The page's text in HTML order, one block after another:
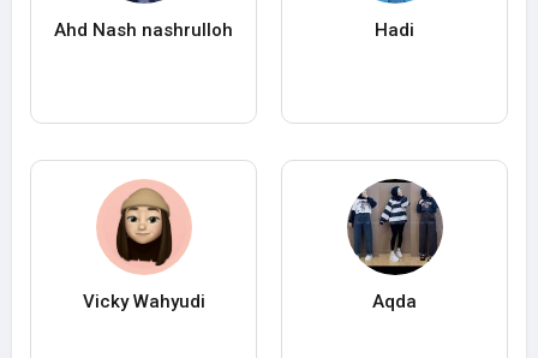
Ahd Nash nashrulloh Hadi
Vicky Wahyudi Aqda